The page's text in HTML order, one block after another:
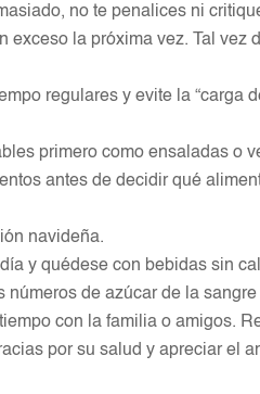
no te penalices ni
exceso la próxima vez. Tal vez
regulares y evite la “carga
primero como ensaladas o
antes de decidir qué
navideña.
y quédese con bebidas sin
números de azúcar de la
con la familia o amigos.
por su salud y apreciar el